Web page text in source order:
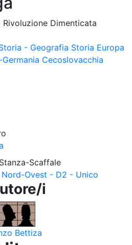
Rivoluzione Dimenticata
- Geografia Storia Europa
Cecoslovacchia
Scaffale
Ovest - D2 - Unico
i
Bettiza